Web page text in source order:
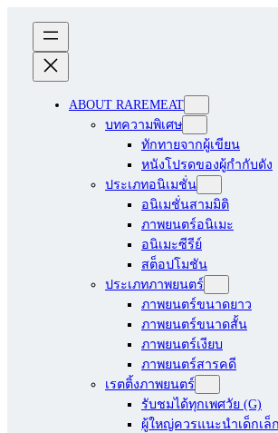
ABOUT RAREMEAT
บทความพิเศษ
ทักทายจากผู้เขียน
หนังโปรดของผู้กำกับดัง
ประเภทอนิเมชั่น
อนิเมชั่นสามมิติ
ภาพยนตร์อนิเมะ
อนิเมะซีรีย์
สต็อปโมชัน
ประเภทภาพยนตร์
ภาพยนตร์ขนาดยาว
ภาพยนตร์ขนาดสั้น
ภาพยนตร์เงียบ
ภาพยนตร์สารคดี
เรตติ้งภาพยนตร์
รับชมได้ทุกเพศวัย (G)
ผู้ใหญ่ควรแนะนำเด็กเล็